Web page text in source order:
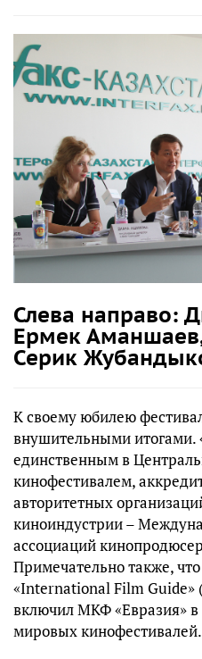
Слева направо:
Ермек
Серик
К своему юбилею
внушительными итогами.
единственным в
кинофестивалем,
авторитетных
киноиндустрии –
ассоциаций
Примечательно также,
«International Film Guide»
включил МКФ «Евразия»
мировых кинофестивалей.